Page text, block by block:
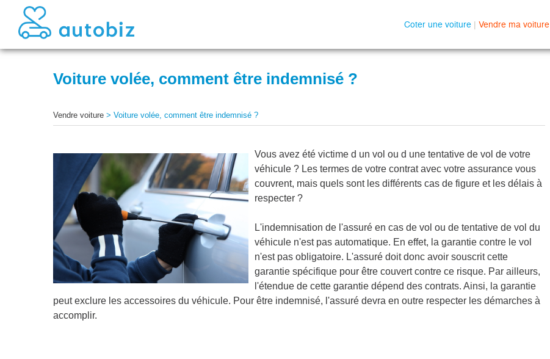
Coter une voiture | Vendre ma voiture
Voiture volée, comment être indemnisé ?
Vendre voiture > Voiture volée, comment être indemnisé ?
Vous avez été victime d un vol ou d une tentative de vol de votre
véhicule ? Les termes de votre contrat avec votre assurance vous
couvrent, mais quels sont les différents cas de figure et les délais à
respecter ?
L'indemnisation de l'assuré en cas de vol ou de tentative de vol du
véhicule n'est pas automatique. En effet, la garantie contre le vol
n'est pas obligatoire. L'assuré doit donc avoir souscrit cette
garantie spécifique pour être couvert contre ce risque. Par ailleurs,
l'étendue de cette garantie dépend des contrats. Ainsi, la garantie
peut exclure les accessoires du véhicule. Pour être indemnisé, l'assuré devra en outre respecter les démarches à
accomplir.